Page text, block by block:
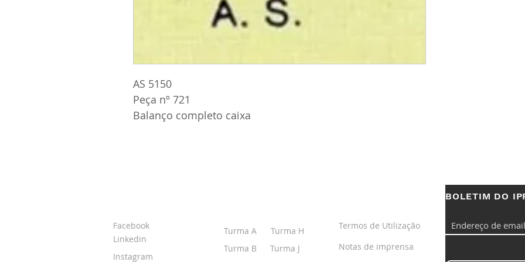
AS 5150
Peça nº 721
Balanço completo caixa
Facebook
Linkedin
Instagram
Turma A
Turma H
Turma B
Turma J
Termos de Utilização
Notas de imprensa
BOLETIM DO